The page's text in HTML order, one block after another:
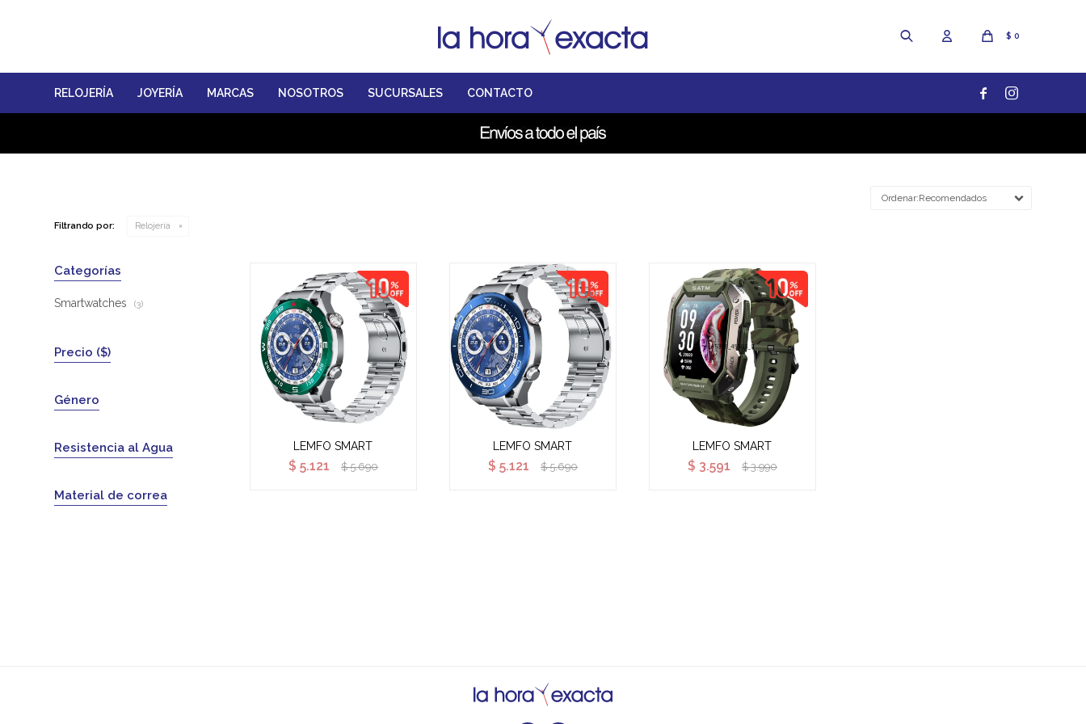
RELOJERÍA JOYERÍA MARCAS NOSOTROS SUCURSALES CONTACTO
$ 0
 
Recomendados
Filtrando por: Relojería
LEMFO SMART
$ 5.121 $ 5.690
LEMFO SMART
$ 5.121 $ 5.690
LEMFO SMART
$ 3.591 $ 3.990
Categorías
Smartwatches (3)
Precio ($)
Género
Resistencia al Agua
Material de correa